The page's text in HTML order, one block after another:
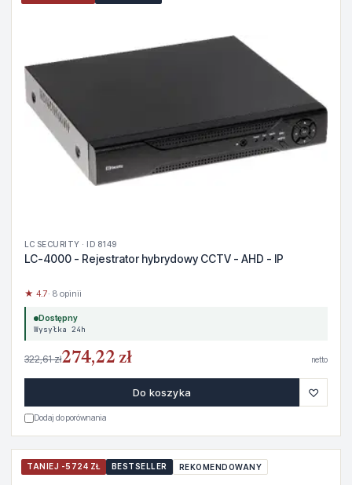
LC SECURITY · ID 8149
LC-4000 - Rejestrator hybrydowy CCTV - AHD - IP
★ 4.7· 8 opinii
Dostępny
Wysyłka 24h
322,61 zł274,22 zł netto
Do koszyka ♡
Dodaj do porównania
TANIEJ -5724 ZŁ BESTSELLER REKOMENDOWANY